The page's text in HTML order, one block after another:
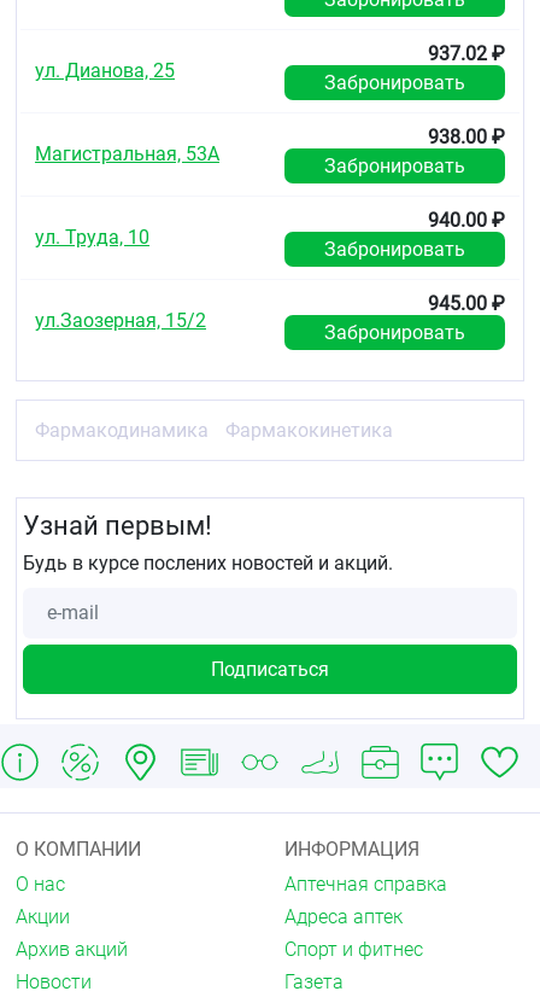
ул. Дианова, 25
937.02 ₽
Забронировать
Магистральная, 53А
938.00 ₽
Забронировать
ул. Труда, 10
940.00 ₽
Забронировать
ул.Заозерная, 15/2
945.00 ₽
Забронировать
Фармакодинамика Фармакокинетика
Узнай первым!
Будь в курсе послених новостей и акций.
О КОМПАНИИ
О нас
Акции
Архив акций
Новости
ИНФОРМАЦИЯ
Аптечная справка
Адреса аптек
Спорт и фитнес
Газета